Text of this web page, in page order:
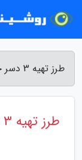
طرز تهیه 3 دسر خوشمزه، ساده و سریع - مهسان بلاگ
طرز تهیه 3 دسر خوشمزه، ساده و سریع